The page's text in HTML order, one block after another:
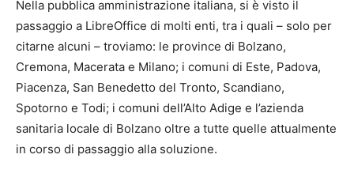
Nella pubblica amministrazione italiana, si è visto il
passaggio a LibreOffice di molti enti, tra i quali – solo per
citarne alcuni – troviamo: le province di Bolzano,
Cremona, Macerata e Milano; i comuni di Este, Padova,
Piacenza, San Benedetto del Tronto, Scandiano,
Spotorno e Todi; i comuni dell’Alto Adige e l’azienda
sanitaria locale di Bolzano oltre a tutte quelle attualmente
in corso di passaggio alla soluzione.